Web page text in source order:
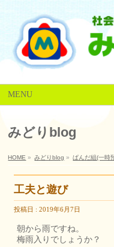
MENU
みどりblog
HOME » みどりblog » ぱんだ組(一時
工夫と遊び
投稿日 : 2019年6月7日
朝から雨ですね。
梅雨入りでしょうか？